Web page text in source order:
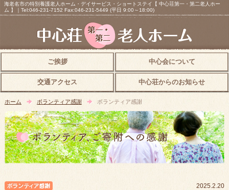
海老名市の特別養護老人ホーム・デイサービス・ショートステイ【 中心荘第一・第二老人ホー
ム 】｜Tel:046-231-7152 Fax:046-231-5449 (平日 9:00～18:00)
ご挨拶 中心会について
交通アクセス 中心荘からのお知らせ
ホーム ボランティア感謝 ボランティア感謝
2025.2.20